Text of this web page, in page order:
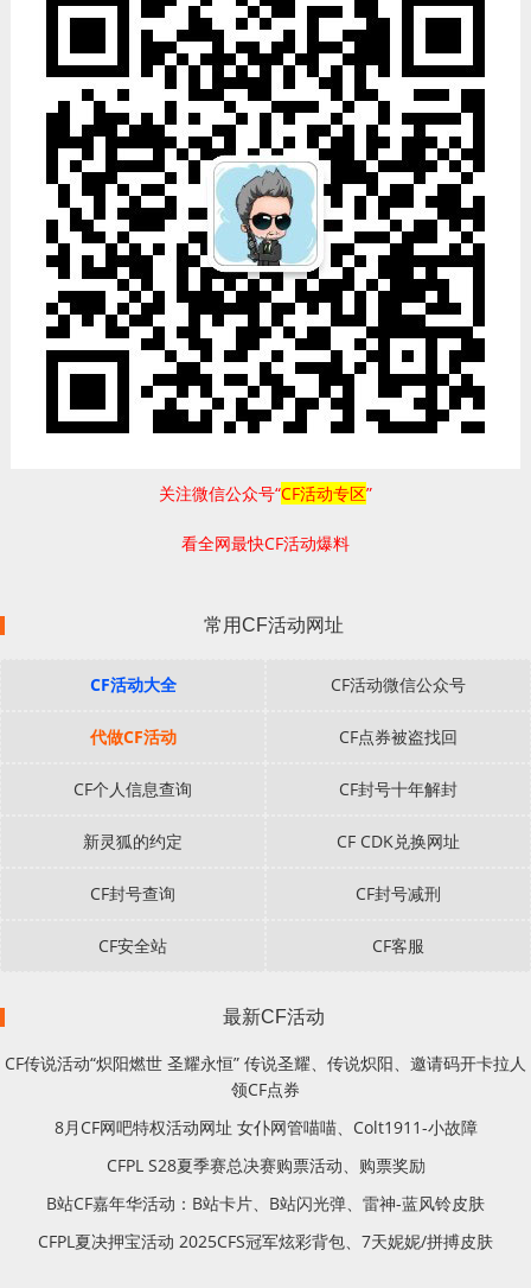
关注微信公众号“CF活动专区”
看全网最快CF活动爆料
常用CF活动网址
CF活动大全 CF活动微信公众号
代做CF活动 CF点券被盗找回
CF个人信息查询 CF封号十年解封
新灵狐的约定 CF CDK兑换网址
CF封号查询 CF封号减刑
CF安全站 CF客服
最新CF活动
CF传说活动“炽阳燃世 圣耀永恒” 传说圣耀、传说炽阳、邀请码开卡拉人
领CF点券
8月CF网吧特权活动网址 女仆网管喵喵、Colt1911-小故障
CFPL S28夏季赛总决赛购票活动、购票奖励
B站CF嘉年华活动：B站卡片、B站闪光弹、雷神-蓝风铃皮肤
CFPL夏决押宝活动 2025CFS冠军炫彩背包、7天妮妮/拼搏皮肤